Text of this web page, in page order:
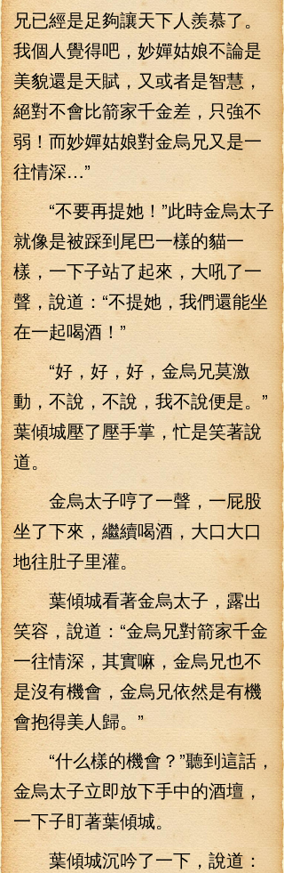
兄已經是足夠讓天下人羨慕了。
我個人覺得吧，妙嬋姑娘不論是
美貌還是天賦，又或者是智慧，
絕對不會比箭家千金差，只強不
弱！而妙嬋姑娘對金烏兄又是一
往情深…”
“不要再提她！”此時金烏太子
就像是被踩到尾巴一樣的貓一
樣，一下子站了起來，大吼了一
聲，說道：“不提她，我們還能坐
在一起喝酒！”
“好，好，好，金烏兄莫激
動，不說，不說，我不說便是。”
葉傾城壓了壓手掌，忙是笑著說
道。
金烏太子哼了一聲，一屁股
坐了下來，繼續喝酒，大口大口
地往肚子里灌。
葉傾城看著金烏太子，露出
笑容，說道：“金烏兄對箭家千金
一往情深，其實嘛，金烏兄也不
是沒有機會，金烏兄依然是有機
會抱得美人歸。”
“什么樣的機會？”聽到這話，
金烏太子立即放下手中的酒壇，
一下子盯著葉傾城。
葉傾城沉吟了一下，說道：